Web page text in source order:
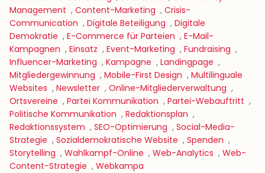
Management , Content-Marketing , Crisis-
Communication , Digitale Beteiligung , Digitale
Demokratie , E-Commerce für Parteien , E-Mail-
Kampagnen , Einsatz , Event-Marketing , Fundraising ,
Influencer-Marketing , Kampagne , Landingpage ,
Mitgliedergewinnung , Mobile-First Design , Multilinguale
Websites , Newsletter , Online-Mitgliederverwaltung ,
Ortsvereine , Partei Kommunikation , Partei-Webauftritt ,
Politische Kommunikation , Redaktionsplan ,
Redaktionssystem , SEO-Optimierung , Social-Media-
Strategie , Sozialdemokratische Website , Spenden ,
Storytelling , Wahlkampf-Online , Web-Analytics , Web-
Content-Strategie , Webkampa